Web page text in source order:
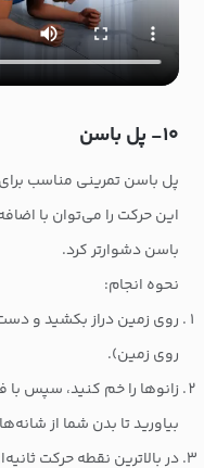
۱۰- پل باسن
پل باسن تمرینی مناسب
این حرکت را می‌توان با
باسن دشوارتر کرد.
نحوه انجام:
روی زمین دراز بکشید و
روی زمین).
زانوها را خم کنید، سپس با
بیاورید تا بدن شما از
در بالاترین نقطه حرکت